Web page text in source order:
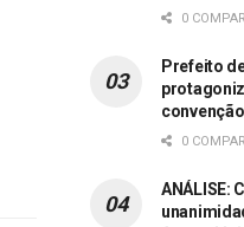
0
Prefeito
0
ANÁLISE: